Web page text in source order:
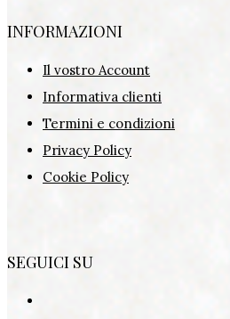
INFORMAZIONI
Il vostro Account
Informativa clienti
Termini e condizioni
Privacy Policy
Cookie Policy
SEGUICI SU